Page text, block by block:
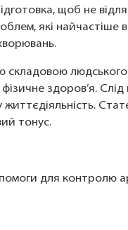
щоб не
які найчастіше
складовою людського
здоров’я.
життєдіяльність.
тонус.
для контролю